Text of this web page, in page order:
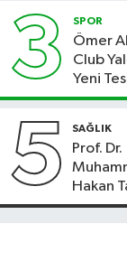
3 SPOR
Ömer
Club
Yeni
5 SAĞLIK
Prof. Dr.
Hakan